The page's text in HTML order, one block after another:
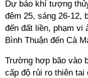
Dự báo khí tượng
đêm 25, sáng 26-12,
đến đất liền, phạm vi
Bình Thuận đến Cà
Trường hợp bão vào
cấp độ rủi ro thiên